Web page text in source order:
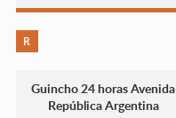
R
Guincho 24 horas Avenida
República Argentina